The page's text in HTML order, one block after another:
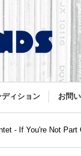
ディション お問
- If You're Not